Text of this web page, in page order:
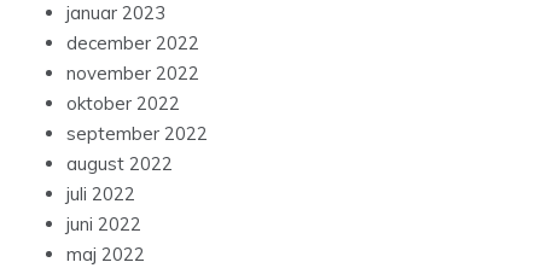
januar 2023
december 2022
november 2022
oktober 2022
september 2022
august 2022
juli 2022
juni 2022
maj 2022